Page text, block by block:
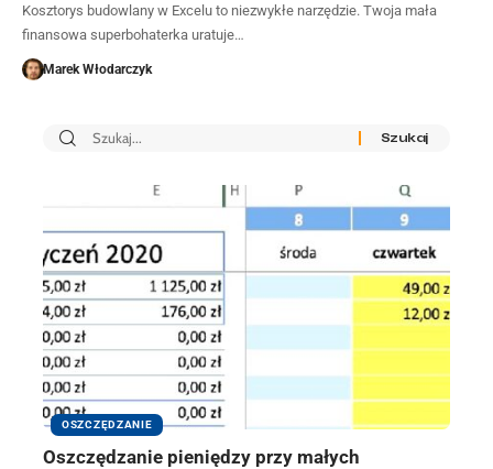
Kosztorys budowlany w Excelu to niezwykłe narzędzie. Twoja mała
finansowa superbohaterka uratuje…
Marek Włodarczyk
OSZCZĘDZANIE
Oszczędzanie pieniędzy przy małych